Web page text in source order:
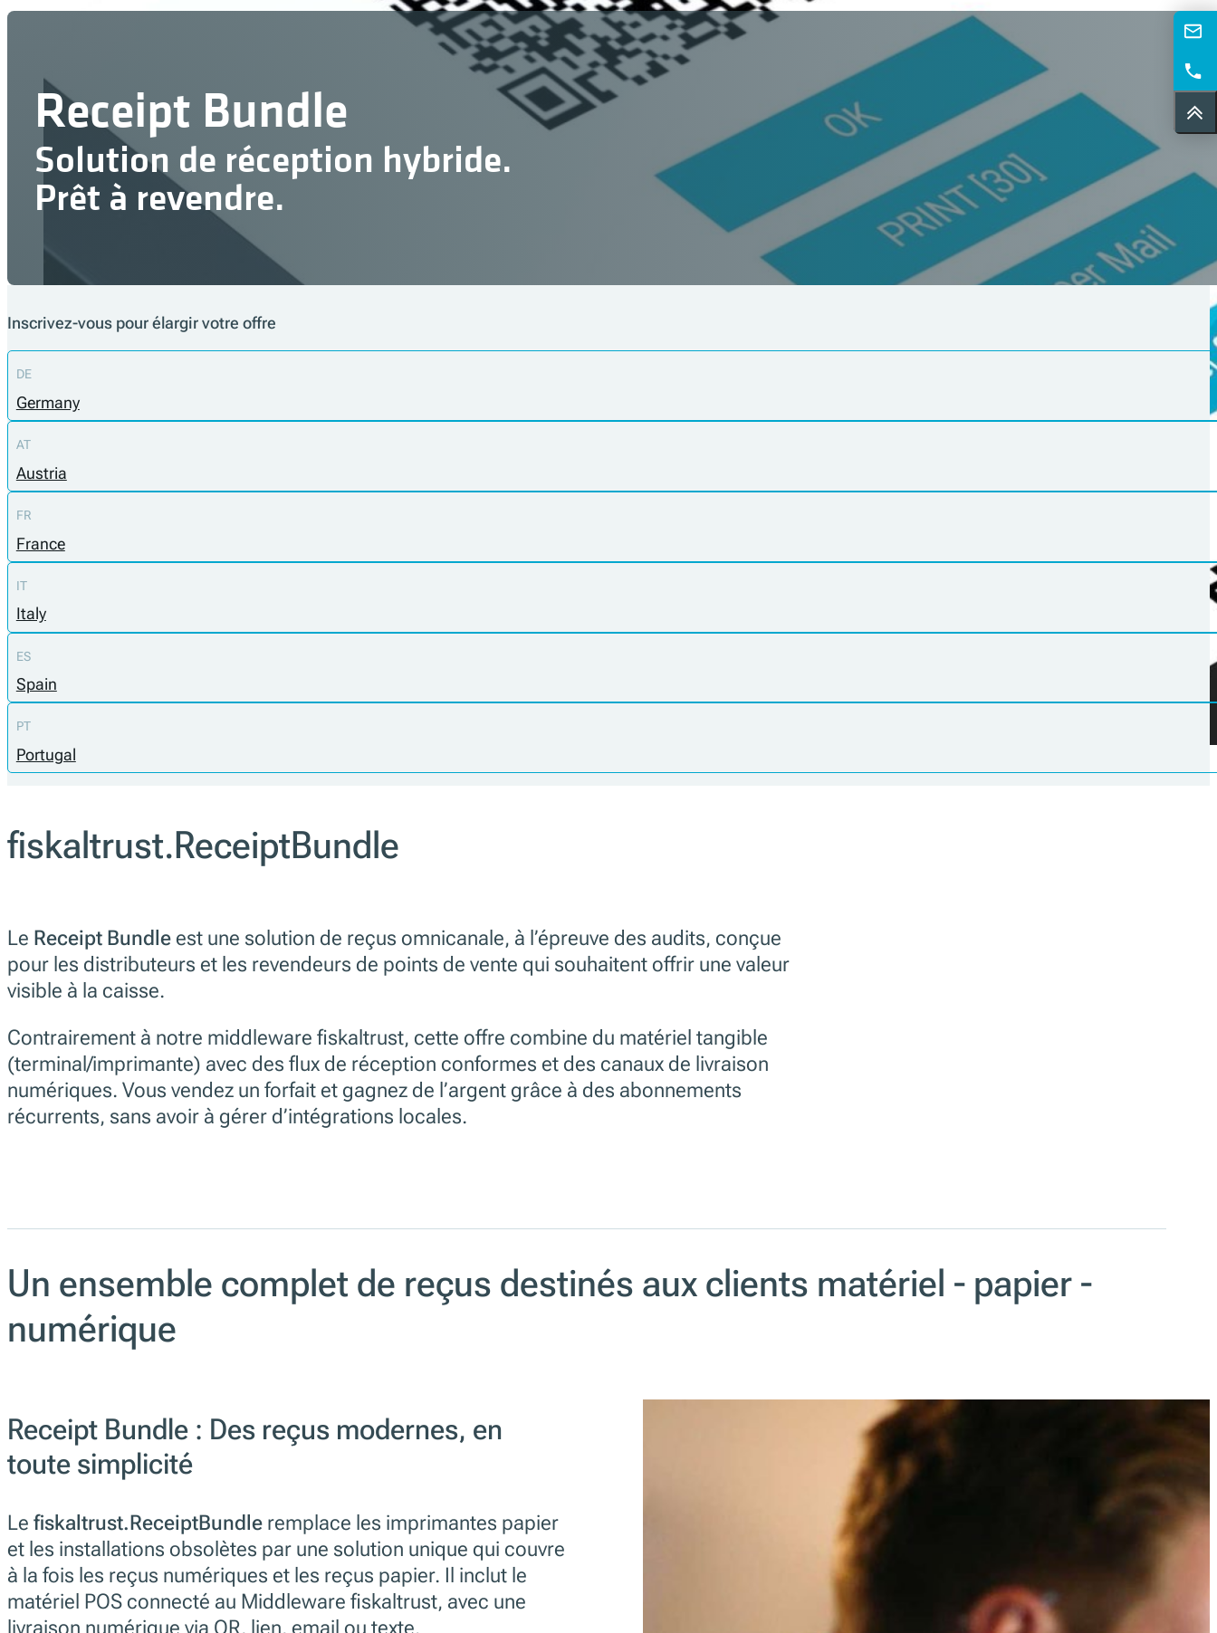
Receipt Bundle
Solution de réception hybride.
Prêt à revendre.
Inscrivez-vous pour élargir votre offre
DE
Germany
AT
Austria
FR
France
IT
Italy
ES
Spain
PT
Portugal
fiskaltrust.ReceiptBundle
Le Receipt Bundle est une solution de reçus omnicanale, à l’épreuve des audits, conçue
pour les distributeurs et les revendeurs de points de vente qui souhaitent offrir une valeur
visible à la caisse.
Contrairement à notre middleware fiskaltrust, cette offre combine du matériel tangible
(terminal/imprimante) avec des flux de réception conformes et des canaux de livraison
numériques. Vous vendez un forfait et gagnez de l’argent grâce à des abonnements
récurrents, sans avoir à gérer d’intégrations locales.
Un ensemble complet de reçus destinés aux clients matériel - papier -
numérique
Receipt Bundle : Des reçus modernes, en
toute simplicité
Le fiskaltrust.ReceiptBundle remplace les imprimantes papier
et les installations obsolètes par une solution unique qui couvre
à la fois les reçus numériques et les reçus papier. Il inclut le
matériel POS connecté au Middleware fiskaltrust, avec une